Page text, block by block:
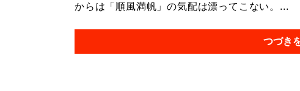
からは「順風満帆」の気配は漂ってこない。...
つづき